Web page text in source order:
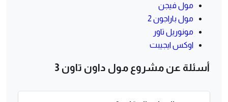
مول فيجن
مول باراجون 2
مونوريل تاور
اوكس ايجيبت
أسئلة عن مشروع مول داون تاون 3